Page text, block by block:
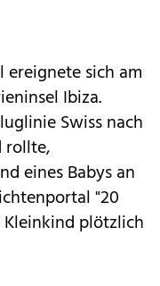
sich am
Ibiza.
Swiss nach
rollte,
eines Babys an
"20
plötzlich